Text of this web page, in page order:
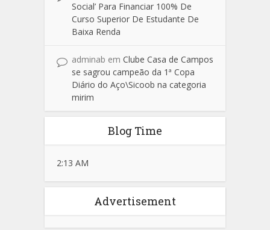
Social’ Para Financiar 100% De
Curso Superior De Estudante De
Baixa Renda
adminab em Clube Casa de Campos
se sagrou campeão da 1ª Copa
Diário do Aço\Sicoob na categoria
mirim
Blog Time
2:13 AM
Advertisement